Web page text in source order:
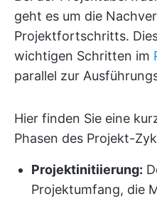
geht es um die
Projektfortschritts.
wichtigen Schritten im
parallel zur
Hier finden Sie eine
Phasen des Projekt-
Projektinitiierung:
Projektumfang, die